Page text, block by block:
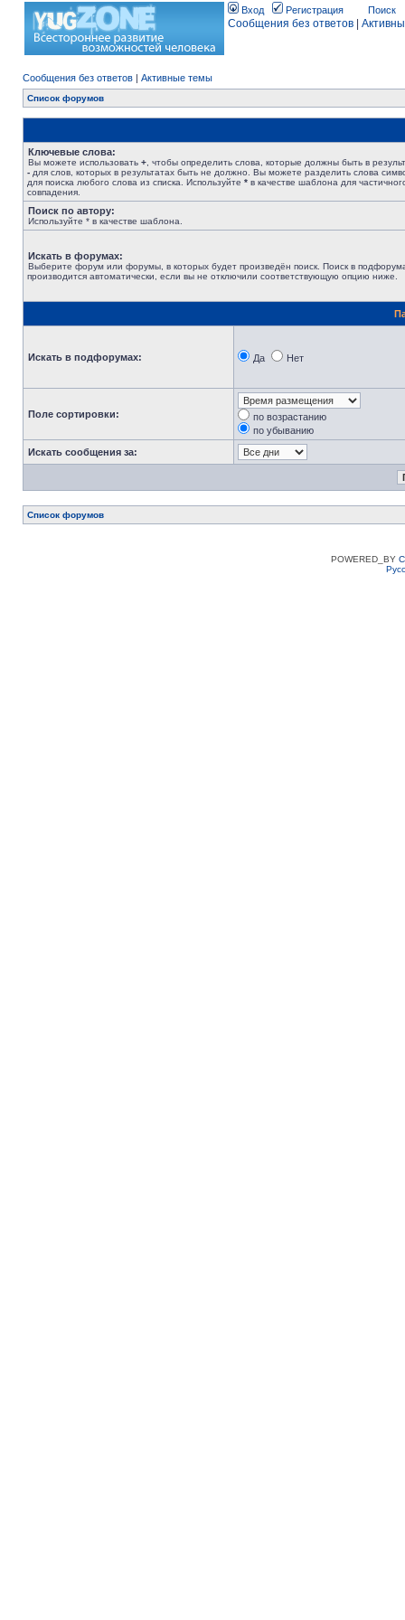
Вход Регистрация Поиск
Сообщения без ответов
Сообщения без ответов | Активные темы
Список форумов
Ключевые слова:
Вы можете использовать + , чтобы определить слова, которые должны быть в
- для слов, которых в результатах быть не должно. Вы можете разделить слова
для поиска любого слова из списка. Используйте * в качестве шаблона для
совпадения.
Поиск по автору:
Используйте * в качестве шаблона.
Искать в форумах:
Выберите форум или форумы, в которых будет произведён поиск. Поиск в
производится автоматически, если вы не отключили соответствующую опцию ниже.
Искать в подфорумах: Да Нет
Поле сортировки:
по возрастанию
по убыванию
Искать сообщения за:
Список форумов
POWERED_BY